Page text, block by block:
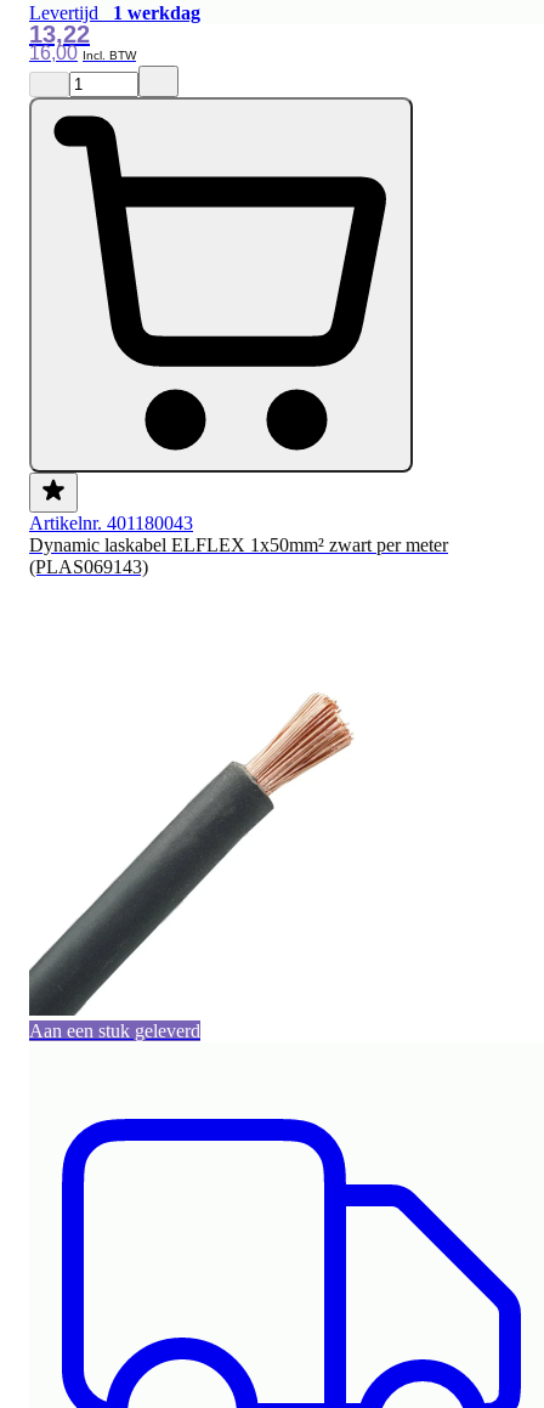
Levertijd 1 werkdag
16,00
13,22
Artikelnr. 401180043
Dynamic laskabel ELFLEX 1x50mm² zwart per meter
(PLAS069143)
Aan een stuk geleverd